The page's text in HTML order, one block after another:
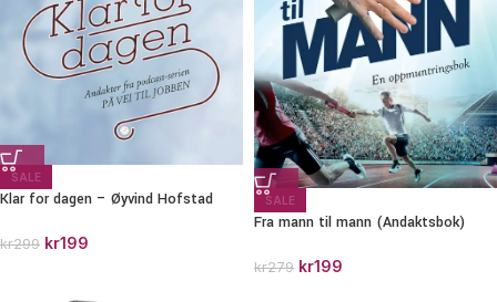
SALE
Klar for dagen – Øyvind Hofstad
kr299 kr199
SALE
Fra mann til mann (Andaktsbok)
kr279 kr199